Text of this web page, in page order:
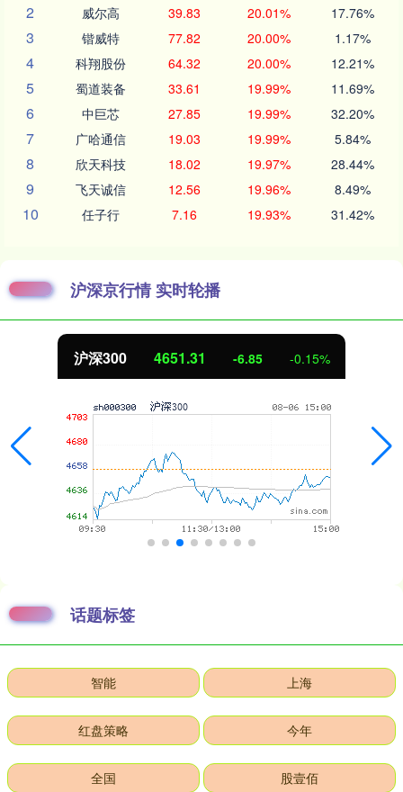
2 威尔高 39.83 20.01% 17.76%
3 锴威特 77.82 20.00% 1.17%
4 科翔股份 64.32 20.00% 12.21%
5 蜀道装备 33.61 19.99% 11.69%
6 中巨芯 27.85 19.99% 32.20%
7 广哈通信 19.03 19.99% 5.84%
8 欣天科技 18.02 19.97% 28.44%
9 飞天诚信 12.56 19.96% 8.49%
10 任子行 7.16 19.93% 31.42%
沪深京行情 实时轮播
沪深300 4651.31 -6.85 -0.15%
话题标签
智能 上海
红盘策略 今年
全国 股壹佰